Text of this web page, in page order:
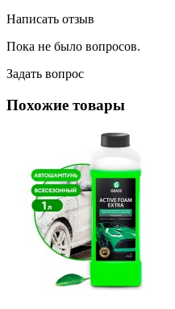
Написать отзыв
Пока не было вопросов.
Задать вопрос
Похожие товары